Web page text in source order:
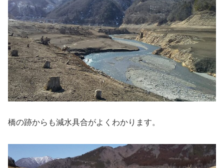
橋の跡からも減水具合がよくわかります。